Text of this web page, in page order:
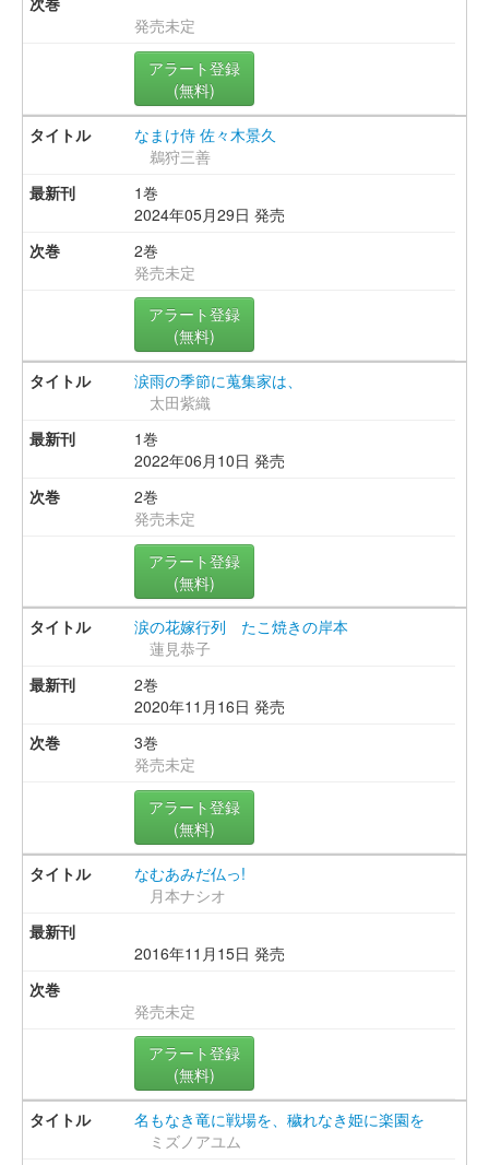
発売未定
アラート登録
(無料)
なまけ侍 佐々木景久
鵜狩三善
1巻
2024年05月29日 発売
2巻
発売未定
アラート登録
(無料)
涙雨の季節に蒐集家は、
太田紫織
1巻
2022年06月10日 発売
2巻
発売未定
アラート登録
(無料)
涙の花嫁行列 たこ焼きの岸本
蓮見恭子
2巻
2020年11月16日 発売
3巻
発売未定
アラート登録
(無料)
なむあみだ仏っ!
月本ナシオ
2016年11月15日 発売
発売未定
アラート登録
(無料)
名もなき竜に戦場を、穢れなき姫に楽園を
ミズノアユム